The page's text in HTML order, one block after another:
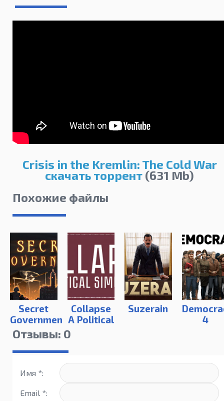
Crisis in the Kremlin: The Cold War
скачать торрент (631 Mb)
Похожие файлы
Secret
Government
Collapse
A Political
Simulator
Suzerain
4
Отзывы: 0
Имя *:
Email *: